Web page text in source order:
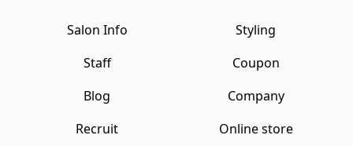
Salon Info
Styling
Staff
Coupon
Blog
Company
Recruit
Online store